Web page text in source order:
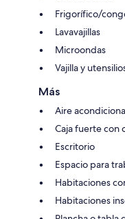
Frigorífico/
Lavavajillas
Microondas
Vajilla y
Más
Aire
Caja fuerte con
Escritorio
Espacio para
Habitaciones
Habitaciones